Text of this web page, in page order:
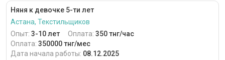
Няня к девочке 5-ти лет
Астана, Текстильщиков
Опыт: 3-10 лет Оплата: 350 тнг/час
Оплата: 350000 тнг/мес
Дата начала работы: 08.12.2025